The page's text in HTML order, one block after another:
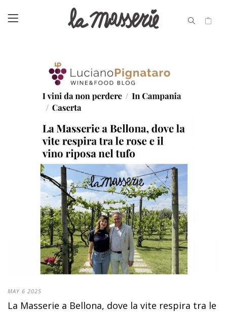
MAY 6 2025
La Masserie a Bellona, dove la vite respira tra le